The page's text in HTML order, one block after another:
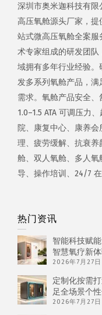
深圳市奥米迦科技有
高压氧舱源头厂家，
站式微高压氧舱全案
术专家组成的研发团
域拥有多年行业经验
发多系列氧舱产品，
需求。氧舱产品安全、
1.0–1.5 ATA 可调压力
院、康复中心、康养
理、疲劳缓解、抗衰养
舱、双人氧舱、多人
导、操作培训、24/7 在
热门资讯
智能科技赋
智慧氧疗新
2026年7月27日
定制化按需
足全场景个
2026年7月27日